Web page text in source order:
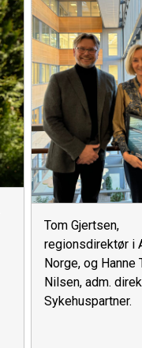
Tom Gjertsen,
regionsdirektør i
Norge, og Hanne
Nilsen, adm.
Sykehuspartner.